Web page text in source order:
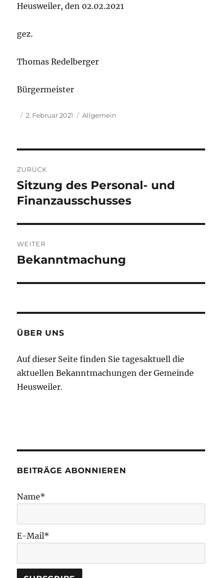
Heusweiler, den 02.02.2021
gez.
Thomas Redelberger
Bürgermeister
Autor
Veröffentlicht
2. Februar 2021 Kategorien
Allgemein
ZURÜCK
Vorheriger
Beitrag:
Sitzung des Personal- und
Finanzausschusses
WEITER
Nächster
Bekanntmachung
ÜBER UNS
Auf dieser Seite finden Sie tagesaktuell die
aktuellen Bekanntmachungen der Gemeinde
Heusweiler.
BEITRÄGE ABONNIEREN
Name*
E-Mail*